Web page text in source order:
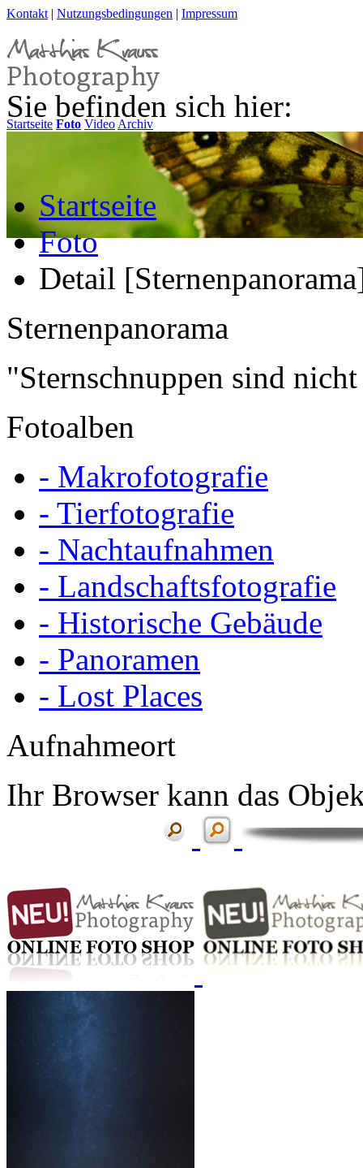
Kontakt | Nutzungsbedingungen | Impressum
Startseite Foto Video Archiv
Sie befinden sich hier:
Startseite
Foto
Detail
Sternenpanorama
"Sternschnuppen sind
Fotoalben
- Makrofotografie
- Tierfotografie
- Nachtaufnahmen
- Landschaftsfotografie
- Historische Gebäude
- Panoramen
- Lost Places
Aufnahmeort
Ihr Browser kann das